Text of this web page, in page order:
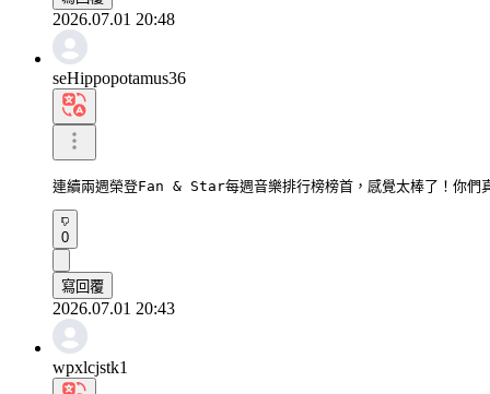
2026.07.01 20:48
seHippopotamus36
連續兩週榮登Fan & Star每週音樂排行榜榜首，感覺太棒了！你們
0
寫回覆
2026.07.01 20:43
wpxlcjstk1